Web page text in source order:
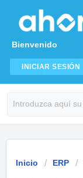
Bienvenido
INICIAR SESIÓN
Inicio ERP